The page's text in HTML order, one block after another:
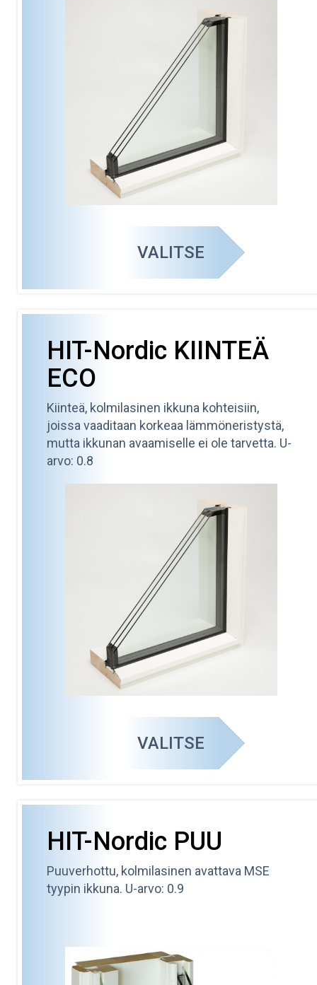
VALITSE
HIT-Nordic KIINTEÄ
ECO
Kiinteä, kolmilasinen ikkuna kohteisiin,
joissa vaaditaan korkeaa lämmöneristystä,
mutta ikkunan avaamiselle ei ole tarvetta. U-
arvo: 0.8
VALITSE
HIT-Nordic PUU
Puuverhottu, kolmilasinen avattava MSE
tyypin ikkuna. U-arvo: 0.9